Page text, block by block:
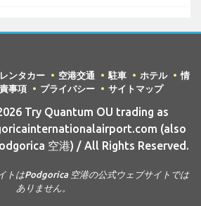
レンタカー 空港交通 駐車 ホテル
情
事項 プライバシー サイトマップ
Try Quantum OU trading as
(also
空港) / All Rights Reserved.
トはPodgorica 空港の公式ウェブサイトでは
ありません。